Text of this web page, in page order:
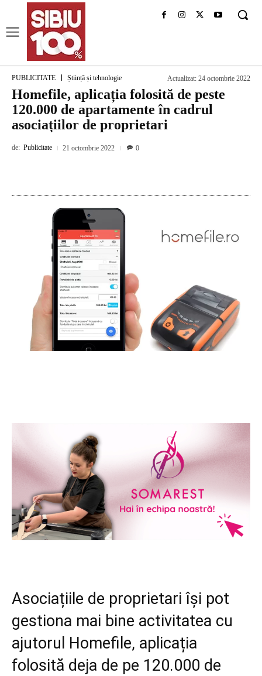
PUBLICITATE Știință și tehnologie Actualizat: 24 octombrie 2022
Homefile, aplicația folosită de peste
120.000 de apartamente în cadrul
asociațiilor de proprietari
de: Publicitate 21 octombrie 2022 0
Asociațiile de proprietari își pot
gestiona mai bine activitatea cu
ajutorul Homefile, aplicația
folosită deja de pe 120.000 de